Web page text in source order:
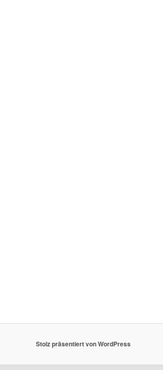
Stolz präsentiert von WordPress